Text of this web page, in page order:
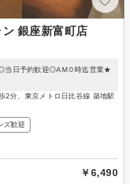
銀座新富町店
◎当日予約歓迎◎AM０時迄営業★
2分、東京メトロ日比谷線 築地駅
ズ歓迎
￥6,490